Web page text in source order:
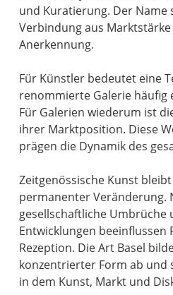
und Kuratierung. Der Name
Verbindung aus
Anerkennung.
Für Künstler bedeutet eine
renommierte Galerie häufig
Für Galerien wiederum ist
ihrer Marktposition. Diese
prägen die Dynamik des
Zeitgenössische Kunst
permanenter Veränderung.
gesellschaftliche Umbrüche
Entwicklungen beeinflussen
Rezeption. Die Art Basel
konzentrierter Form ab und
in dem Kunst, Markt und